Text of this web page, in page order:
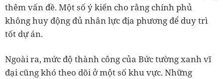
thêm vấn đề. Một số ý kiến cho rằng chính phủ
không huy động đủ nhân lực địa phương để duy trì
tốt dự án.
Ngoài ra, mức độ thành công của Bức tường xanh vĩ
đại cũng khó theo dõi ở một số khu vực. Những